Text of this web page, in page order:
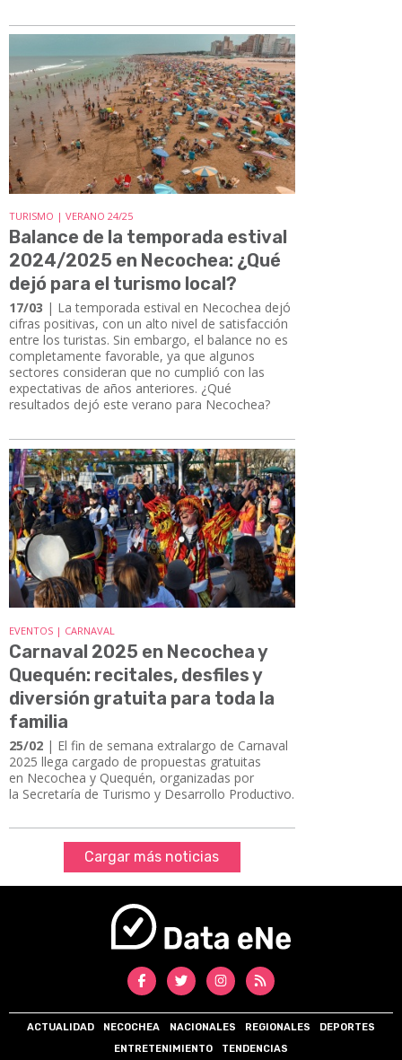
TURISMO | VERANO 24/25
Balance de la temporada estival
2024/2025 en Necochea: ¿Qué
dejó para el turismo local?
17/03 | La temporada estival en Necochea dejó
cifras positivas, con un alto nivel de satisfacción
entre los turistas. Sin embargo, el balance no es
completamente favorable, ya que algunos
sectores consideran que no cumplió con las
expectativas de años anteriores. ¿Qué
resultados dejó este verano para Necochea?
EVENTOS | CARNAVAL
Carnaval 2025 en Necochea y
Quequén: recitales, desfiles y
diversión gratuita para toda la
familia
25/02 | El fin de semana extralargo de Carnaval
2025 llega cargado de propuestas gratuitas
en Necochea y Quequén, organizadas por
la Secretaría de Turismo y Desarrollo Productivo.
Cargar más noticias
ACTUALIDAD NECOCHEA NACIONALES REGIONALES
DEPORTES
ENTRETENIMIENTO
TENDENCIAS